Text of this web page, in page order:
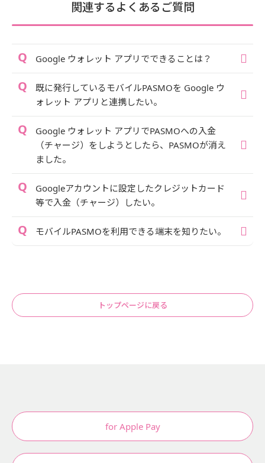
関連するよくあるご質問
Google ウォレット アプリでできることは？
既に発行しているモバイルPASMOを Google ウ
ォレット アプリと連携したい。
Google ウォレット アプリでPASMOへの入金
（チャージ）をしようとしたら、PASMOが消え
ました。
Googleアカウントに設定したクレジットカード
等で入金（チャージ）したい。
モバイルPASMOを利用できる端末を知りたい。
トップページに戻る
for Apple Pay